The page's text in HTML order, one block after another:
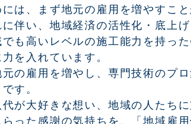
は、まず地元の雇用を増やすこと
伴い、地域経済の活性化・底上げ
でも高いレベルの施工能力を持った
を入れています。
の雇用を増やし、専門技術のプロ
す。
が大好きな想い、地域の人たちに
った感謝の気持ちを、「地域雇用